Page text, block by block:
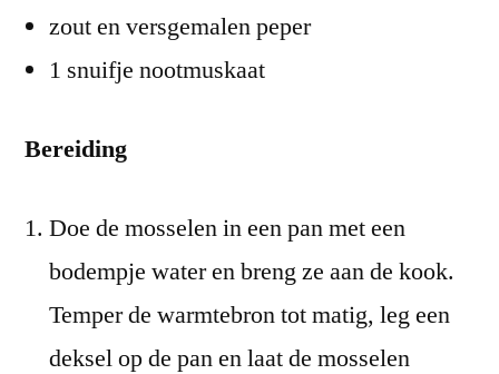
zout en versgemalen peper
1 snuifje nootmuskaat
Bereiding
Doe de mosselen in een pan met een
bodempje water en breng ze aan de kook.
Temper de warmtebron tot matig, leg een
deksel op de pan en laat de mosselen